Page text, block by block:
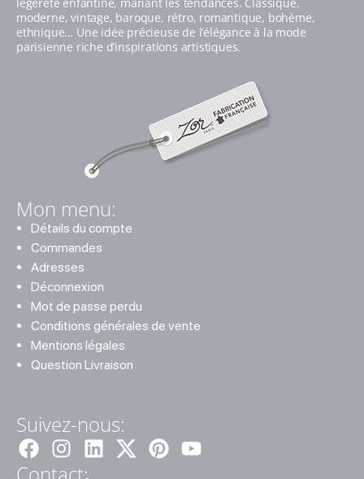
moderne, vintage, baroque, rétro, romantique, bohème,
ethnique… Une idée précieuse de l’élégance à la mode
parisienne riche d’inspirations artistiques.
Mon menu:
Détails du compte
Commandes
Adresses
Déconnexion
Mot de passe perdu
Conditions générales de vente
Mentions légales
Question Livraison
Suivez-nous:
Facebook
Instagram
LinkedinPinterestYoutube